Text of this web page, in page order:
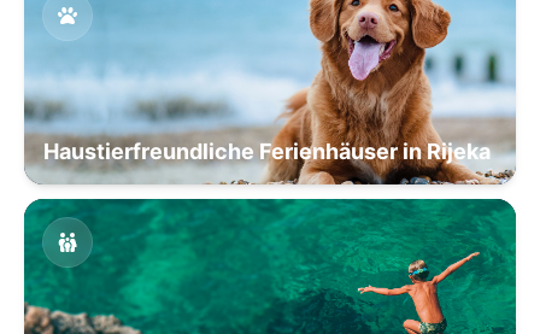
Haustierfreundliche Ferienhäuser in Rijeka